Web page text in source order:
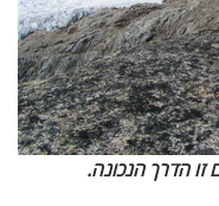
הדרך הנכונה.